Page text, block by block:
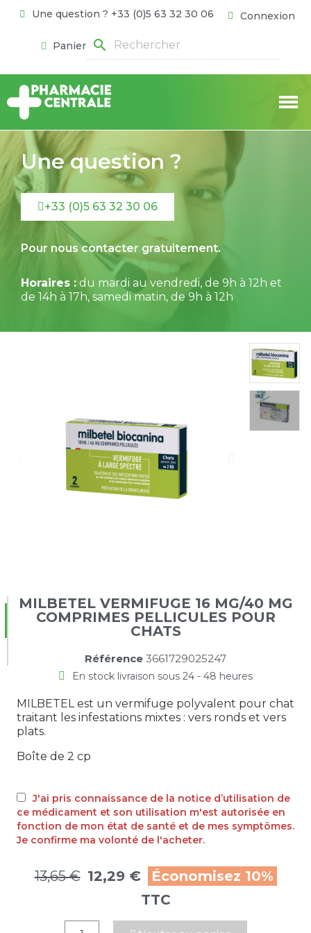
Une question ? +33 (0)5 63 32 30 06 Connexion
Panier search
Une question ?
+33 (0)5 63 32 30 06
Pour nous contacter gratuitement.
Horaires : du mardi au vendredi, de 9h à 12h et
de 14h à 17h, samedi matin, de 9h à 12h
MILBETEL VERMIFUGE 16 MG/40 MG
COMPRIMES PELLICULES POUR
CHATS
Référence 3661729025247
En stock livraison sous 24 - 48 heures
MILBETEL est un vermifuge polyvalent pour chat
traitant les infestations mixtes : vers ronds et vers
plats.
Boîte de 2 cp
J'ai pris connaissance de la notice d’utilisation de
ce médicament et son utilisation m'est autorisée en
fonction de mon état de santé et de mes symptômes.
Je confirme ma volonté de l'acheter.
13,65 € 12,29 €
Économisez 10%
TTC